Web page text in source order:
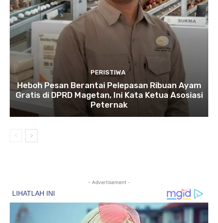
PERISTIWA
Heboh Pesan Berantai Pelepasan Ribuan Ayam
Gratis di DPRD Magetan, Ini Kata Ketua Asosiasi
Peternak
- Advertisement -